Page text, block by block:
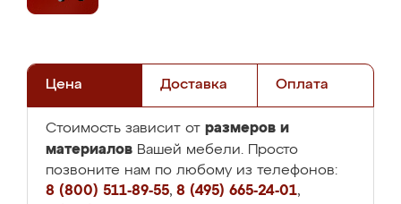
Цена Доставка Оплата
Стоимость зависит от размеров и
материалов Вашей мебели. Просто
позвоните нам по любому из телефонов:
8 (800) 511-89-55, 8 (495) 665-24-01,